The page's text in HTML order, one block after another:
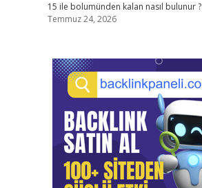
15 ile bolumünden kalan nasıl bulunur ?
Temmuz 24, 2026